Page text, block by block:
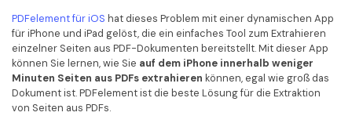
Freiberufler
Alle PDF-Funktionen
PDF-bezogene Informationen, die Sie benötigen.
Download-Zentrum
Laden Sie die leistungsstärksten und einfachsten PDF-Tools
PDFelement für iOS hat dieses Problem mit einer dynamischen App
für iPhone und iPad gelöst, die ein einfaches Tool zum Extrahieren
einzelner Seiten aus PDF-Dokumenten bereitstellt. Mit dieser App
können Sie lernen, wie Sie auf dem iPhone innerhalb weniger
Minuten Seiten aus PDFs extrahieren können, egal wie groß das
Dokument ist. PDFelement ist die beste Lösung für die Extraktion
von Seiten aus PDFs.